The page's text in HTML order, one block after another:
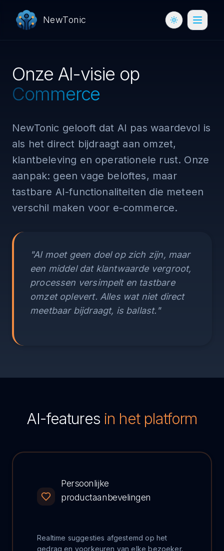
NewTonic Toggle theme
Onze AI-visie op
Commerce
NewTonic gelooft dat AI pas waardevol is
als het direct bijdraagt aan omzet,
klantbeleving en operationele rust. Onze
aanpak: geen vage beloftes, maar
tastbare AI-functionaliteiten die meteen
verschil maken voor e-commerce.
"AI moet geen doel op zich zijn, maar
een middel dat klantwaarde vergroot,
processen versimpelt en tastbare
omzet oplevert. Alles wat niet direct
meetbaar bijdraagt, is ballast."
AI-features in het platform
Persoonlijke
productaanbevelingen
Realtime suggesties afgestemd op het
gedrag en voorkeuren van elke bezoeker.